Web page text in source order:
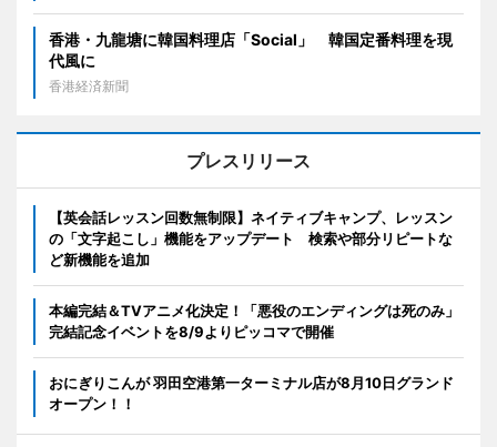
香港・九龍塘に韓国料理店「Social」 韓国定番料理を現
代風に
香港経済新聞
プレスリリース
【英会話レッスン回数無制限】ネイティブキャンプ、レッスン
の「文字起こし」機能をアップデート 検索や部分リピートな
ど新機能を追加
本編完結＆TVアニメ化決定！「悪役のエンディングは死のみ」
完結記念イベントを8/9よりピッコマで開催
おにぎりこんが 羽田空港第一ターミナル店が8月10日グランド
オープン！！